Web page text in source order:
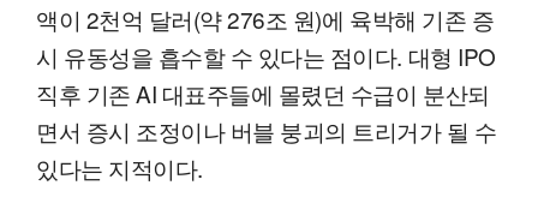
액이 2천억 달러(약 276조 원)에 육박해 기존 증
시 유동성을 흡수할 수 있다는 점이다. 대형 IPO
직후 기존 AI 대표주들에 몰렸던 수급이 분산되
면서 증시 조정이나 버블 붕괴의 트리거가 될 수
있다는 지적이다.